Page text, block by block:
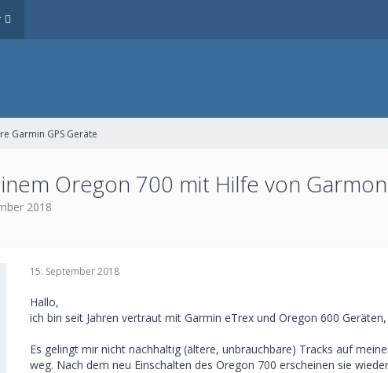
Garmin GPS Geräte
Oregon 700 mit Hilfe von
2018
15. September 2018
Hallo,
ich bin seit Jahren vertraut mit Garmin eTrex und Oregon 600
Es gelingt mir nicht nachhaltig (ältere, unbrauchbare) Tracks auf
weg. Nach dem neu Einschalten des Oregon 700 erscheinen sie